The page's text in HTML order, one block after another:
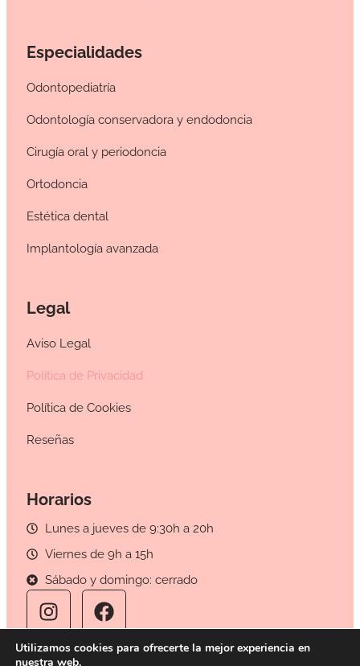
Especialidades
Odontopediatría
Odontología conservadora y endodoncia
Cirugía oral y periodoncia
Ortodoncia
Estética dental
Implantología avanzada
Legal
Aviso Legal
Política de Privacidad
Política de Cookies
Reseñas
Horarios
Lunes a jueves de 9:30h a 20h
Viernes de 9h a 15h
Sábado y domingo: cerrado
Utilizamos cookies para ofrecerte la mejor experiencia en
nuestra web.